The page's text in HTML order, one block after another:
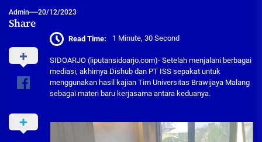
Admin 20/12/2023
Share
Read Time: 1 Minute, 30 Second
SIDOARJO (liputansidoarjo.com)- Setelah menjalani berbagai
mediasi, akhirnya Dishub dan PT ISS sepakat untuk
menggunakan hasil kajian Tim Universitas Brawijaya Malang
sebagai materi baru kerjasama antara keduanya.